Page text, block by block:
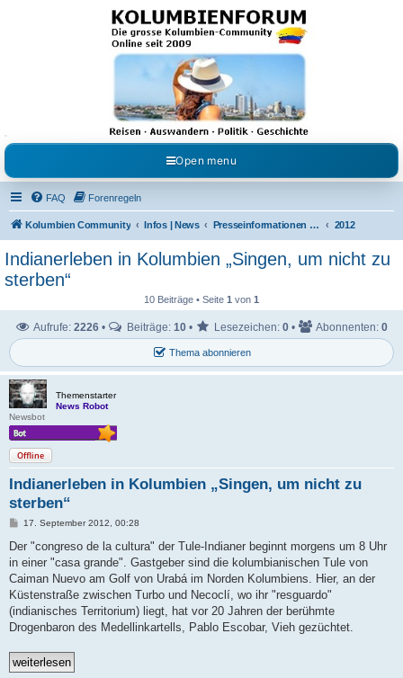
Kolumbienforum - Das
grosse Forum der
Freunde Kolumbiens
Reisen, Auswandern, Kultur, Politik, Geschichte und Visum in Kolumbien und Venezuela.
Austausch, Erfahrungen und Gemeinschaft im Kolumbienforum
Open menu
FAQ Forenregeln
Kolumbien Community Infos | News Presseinformationen & Neuigkeiten 2012
Indianerleben in Kolumbien „Singen, um nicht zu
sterben“
10 Beiträge • Seite 1 von 1
Thema abonnieren
Aufrufe: 2226 • Beiträge: 10 • Lesezeichen: 0 • Abonnenten: 0
Themenstarter
News Robot
Newsbot
Offline
Indianerleben in Kolumbien „Singen, um nicht zu
sterben“
B
i
r
a
17. September 2012, 00:28
Der "congreso de la cultura" der Tule-Indianer beginnt morgens um 8 Uhr
in einer "casa grande". Gastgeber sind die kolumbianischen Tule von
Caiman Nuevo am Golf von Urabá im Norden Kolumbiens. Hier, an der
Küstenstraße zwischen Turbo und Necoclí, wo ihr "resguardo"
(indianisches Territorium) liegt, hat vor 20 Jahren der berühmte
Drogenbaron des Medellinkartells, Pablo Escobar, Vieh gezüchtet.